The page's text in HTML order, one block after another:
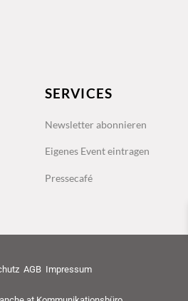
SERVICES
Newsletter abonnieren
Eigenes Event eintragen
Pressecafé
AGB Impressum